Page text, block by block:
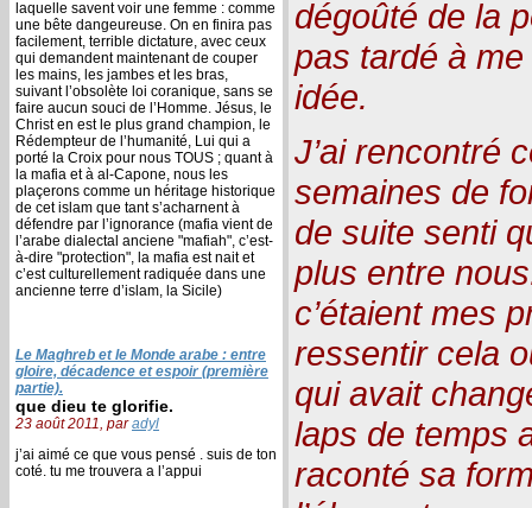
laquelle savent voir une femme : comme
une bête dangeureuse. On en finira pas
facilement, terrible dictature, avec ceux
qui demandent maintenant de couper
les mains, les jambes et les bras,
suivant l’obsolète loi coranique, sans se
faire aucun souci de l’Homme. Jésus, le
Christ en est le plus grand champion, le
Rédempteur de l’humanité, Lui qui a
porté la Croix pour nous TOUS ; quant à
la mafia et à al-Capone, nous les
plaçerons comme un héritage historique
de cet islam que tant s’acharnent à
défendre par l’ignorance (mafia vient de
l’arabe dialectal anciene "mafiah", c’est-
à-dire "protection", la mafia est nait et
c’est culturellement radiquée dans une
ancienne terre d’islam, la Sicile)
Le Maghreb et le Monde arabe : entre
gloire, décadence et espoir (première
partie).
que dieu te glorifie.
23 août 2011, paradyl
j’ai aimé ce que vous pensé . suis de ton
coté. tu me trouvera a l’appui
dégoûté de la
pas tardé à
idée.
J’ai rencontré
semaines de
de suite senti
plus entre
c’étaient mes
ressentir cela
qui avait
laps de temps
raconté sa